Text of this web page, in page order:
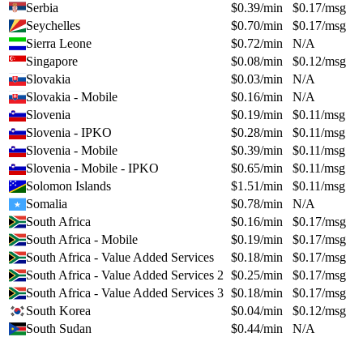
Serbia
$0.39/min $0.17/msg
Seychelles
$0.70/min $0.17/msg
Sierra Leone
$0.72/min
N/A
Singapore
$0.08/min $0.12/msg
Slovakia
$0.03/min
N/A
Slovakia - Mobile
$0.16/min
N/A
Slovenia
$0.19/min $0.11/msg
Slovenia - IPKO
$0.28/min $0.11/msg
Slovenia - Mobile
$0.39/min $0.11/msg
Slovenia - Mobile - IPKO
$0.65/min $0.11/msg
Solomon Islands
$1.51/min $0.11/msg
Somalia
$0.78/min
N/A
South Africa
$0.16/min $0.17/msg
South Africa - Mobile
$0.19/min $0.17/msg
South Africa - Value Added Services
$0.18/min $0.17/msg
South Africa - Value Added Services 2 $0.25/min $0.17/msg
South Africa - Value Added Services 3 $0.18/min $0.17/msg
South Korea
$0.04/min $0.12/msg
South Sudan
$0.44/min
N/A